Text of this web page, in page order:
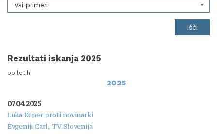
Vsi primeri
Rezultati iskanja 2025
po letih
2025
07.04.2025
Luka Koper proti novinarki
Evgeniji Carl, TV Slovenija